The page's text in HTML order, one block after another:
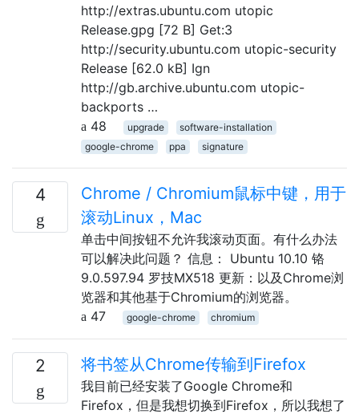
http://extras.ubuntu.com utopic
Release.gpg [72 B] Get:3
http://security.ubuntu.com utopic-security
Release [62.0 kB] Ign
http://gb.archive.ubuntu.com utopic-
backports …
48
upgrade
software-installation
google-chrome
ppa signature
4
Chrome / Chromium鼠标中键，用于
滚动Linux，Mac
单击中间按钮不允许我滚动页面。有什么办法
可以解决此问题？ 信息： Ubuntu 10.10 铬
9.0.597.94 罗技MX518 更新：以及Chrome浏
览器和其他基于Chromium的浏览器。
47
google-chrome chromium
2 将书签从Chrome传输到Firefox
我目前已经安装了Google Chrome和
Firefox，但是我想切换到Firefox，所以我想了